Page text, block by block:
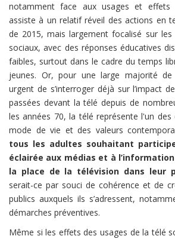
notamment face aux usages et effets
assiste à un relatif réveil des actions en
de 2015, mais largement focalisé sur les
sociaux, avec des réponses éducatives
faibles, surtout dans le cadre du temps
jeunes. Or, pour une large majorité
urgent de s’interroger déjà sur l’impact
passées devant la télé depuis de
les années 70, la télé représente l'un
mode de vie et des valeurs
tous les adultes souhaitant
éclairée aux médias et à
la place de la télévision dans leur
serait-ce par souci de cohérence et de
publics auxquels ils s’adressent,
démarches préventives.
Même si les effets des usages de la télé